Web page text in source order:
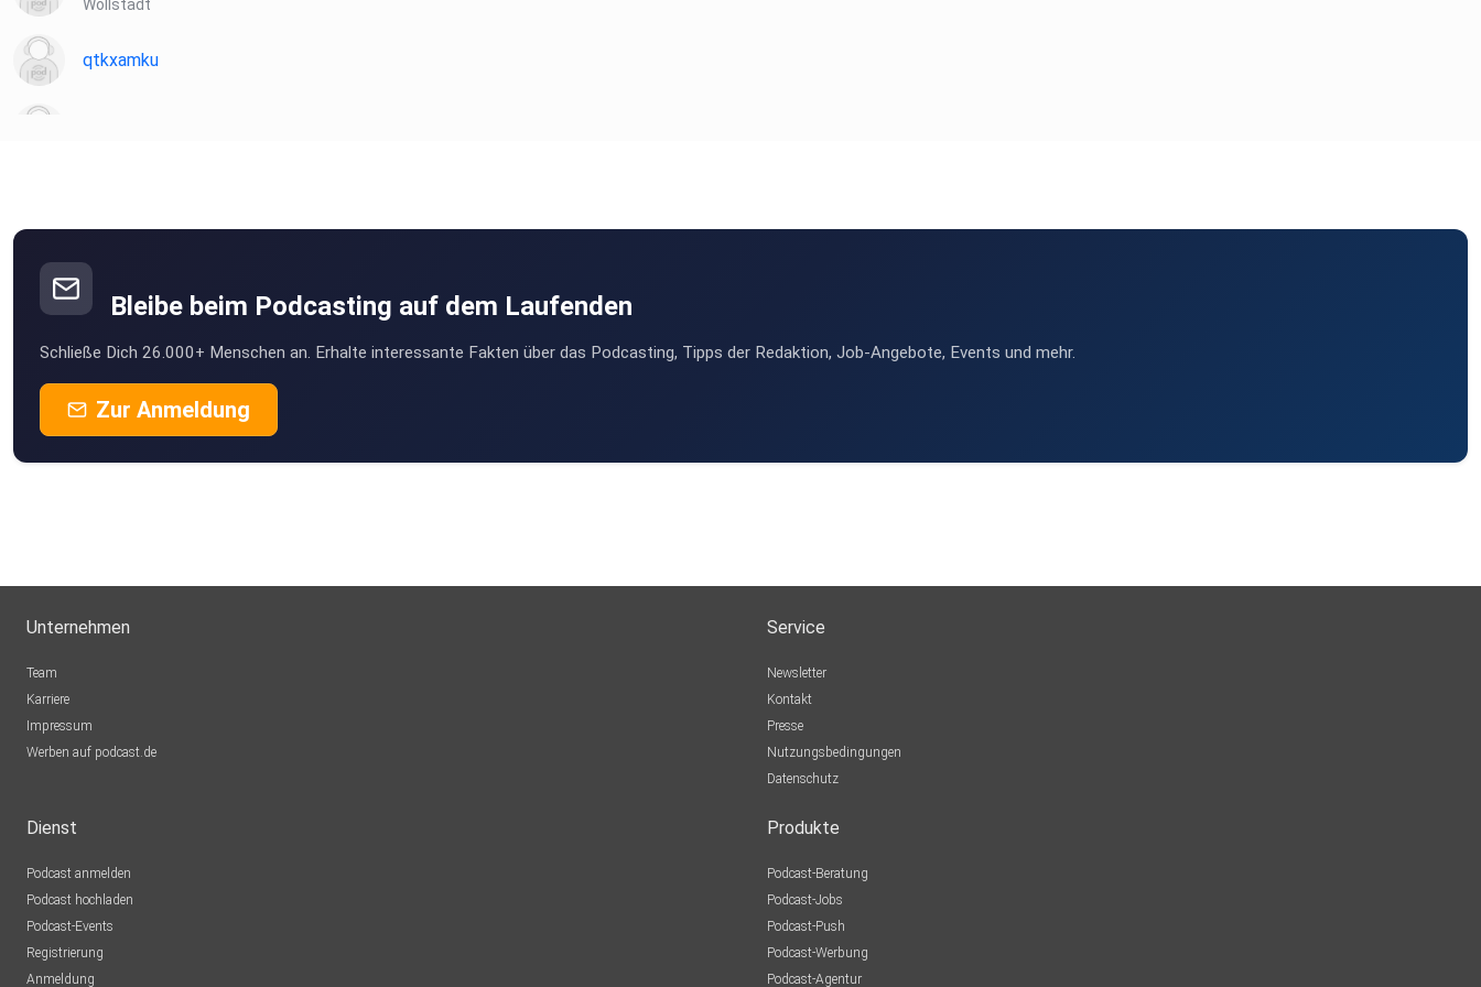
Wöllstadt
qtkxamku
v64ozcin
Buchholz in der Nordheide
Xias
Hannover
EdithaF
Hamburg
GoRider
plotzks
Muster
hapejott
Bleibe beim Podcasting auf dem Laufenden
Schließe Dich 26.000+ Menschen an. Erhalte interessante Fakten über das Podcasting, Tipps der Redaktion, Job-Angebote, Events und mehr.
Zur Anmeldung
Unternehmen
Team
Karriere
Impressum
Werben auf podcast.de
Service
Newsletter
Kontakt
Presse
Nutzungsbedingungen
Datenschutz
Dienst
Podcast anmelden
Podcast hochladen
Podcast-Events
Registrierung
Anmeldung
Produkte
Podcast-Beratung
Podcast-Jobs
Podcast-Push
Podcast-Werbung
Podcast-Agentur